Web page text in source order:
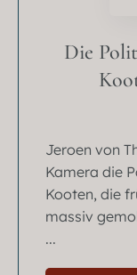
Die
Jeroen von
Kamera die
Kooten, die
massiv
...